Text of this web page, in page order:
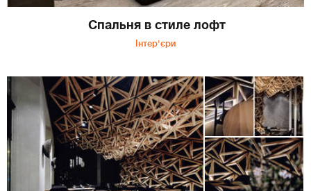
Спальня в стиле лофт
Інтер'єри